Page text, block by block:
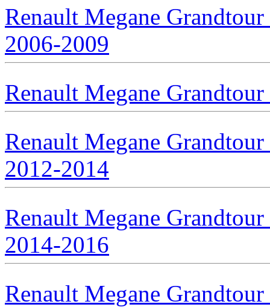
Renault Megane
2006-2009
Renault Megane
Renault Megane
2012-2014
Renault Megane
2014-2016
Renault Megane